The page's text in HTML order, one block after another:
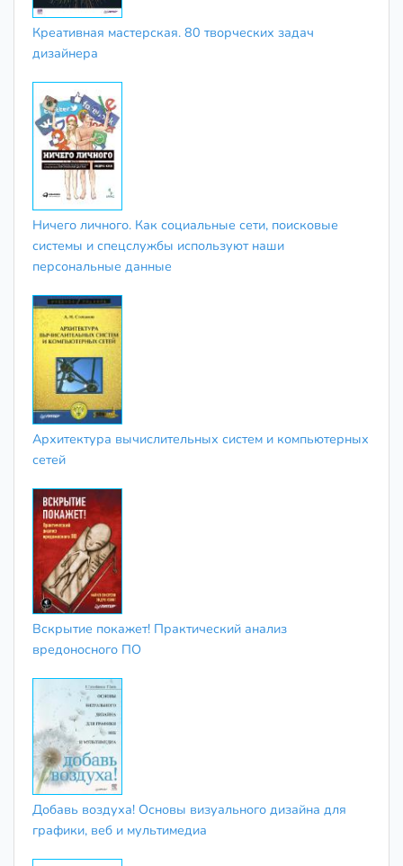
Креативная мастерская. 80 творческих задач
дизайнера
Ничего личного. Как социальные сети, поисковые
системы и спецслужбы используют наши
персональные данные
Архитектура вычислительных систем и компьютерных
сетей
Вскрытие покажет! Практический анализ
вредоносного ПО
Добавь воздуха! Основы визуального дизайна для
графики, веб и мультимедиа